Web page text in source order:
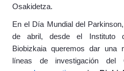
Osakidetza.
En el Día Mundial del
de abril, desde el
Instituto
Biobizkaia queremos dar una
líneas de investigación